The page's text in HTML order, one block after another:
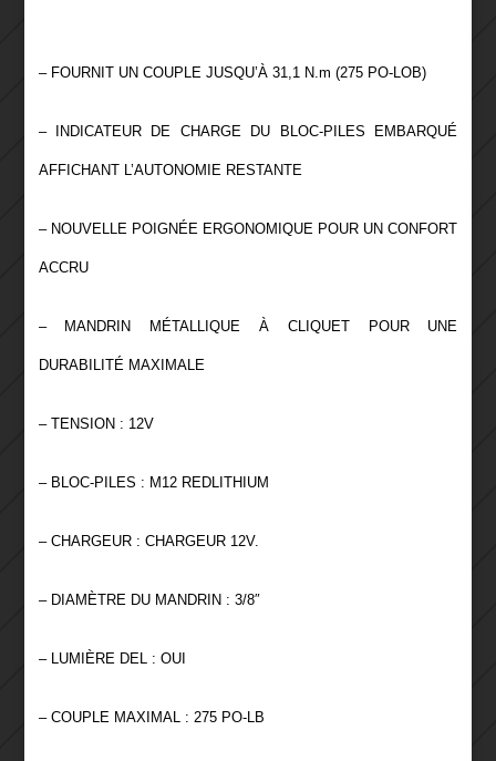
– FOURNIT UN COUPLE JUSQU’À 31,1 N.m (275 PO-LOB)
– INDICATEUR DE CHARGE DU BLOC-PILES EMBARQUÉ
AFFICHANT L’AUTONOMIE RESTANTE
– NOUVELLE POIGNÉE ERGONOMIQUE POUR UN CONFORT
ACCRU
– MANDRIN MÉTALLIQUE À CLIQUET POUR UNE
DURABILITÉ MAXIMALE
– TENSION : 12V
– BLOC-PILES : M12 REDLITHIUM
– CHARGEUR : CHARGEUR 12V.
– DIAMÈTRE DU MANDRIN : 3/8″
– LUMIÈRE DEL : OUI
– COUPLE MAXIMAL : 275 PO-LB